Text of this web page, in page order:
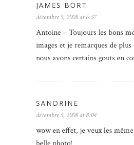
JAMES BORT
décembre 5, 2008 at 6:37
Antoine – Toujours les bons
images et je remarques de plus
nous avons certains gouts en
SANDRINE
décembre 5, 2008 at 8:04
wow en effet, je veux les